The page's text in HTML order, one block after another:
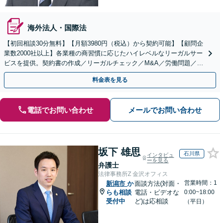
海外法人・国際法
【初回相談30分無料】【月額3980円（税込）から契約可能】【顧問企
業数2000社以上】各業種の商習慣に応じたハイレベルなリーガルサー
ビスを提供。契約書の作成／リーガルチェック／M&A／労働問題／知
的財産等、お任せください【他士業連携可能】
料金表を見る
電話でお問い合わせ メールでお問い合わせ
坂下 雄思
弁護士
インタビュ
ーを見る
石川県
法律事務所Z 金沢オフィス
新潟市 か
らも相談
受付中
面談方法(対面・
電話・ビデオな
ど)は応相談
営業時間：1
0:00~18:00
（平日）